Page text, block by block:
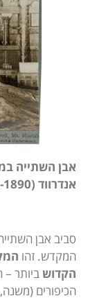
אבן השתייה
אנדרווד (1910-1890), אוסף יד יצחק בן צבי.
סביב אבן
המקדש. זהו
הקדוש ביותר –
הכיפורים